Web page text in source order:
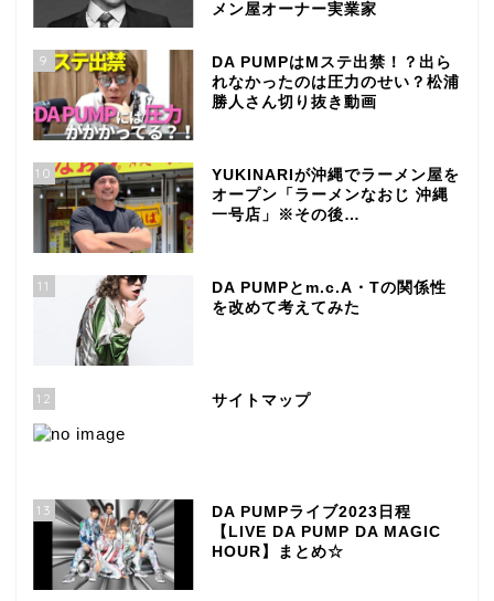
メン屋オーナー実業家
9
DA PUMPはMステ出禁！？出ら
れなかったのは圧力のせい？松浦
勝人さん切り抜き動画
10
YUKINARIが沖縄でラーメン屋を
オープン「ラーメンなおじ 沖縄
一号店」※その後…
11
DA PUMPとm.c.A・Tの関係性
を改めて考えてみた
12 サイトマップ
13
DA PUMPライブ2023日程
【LIVE DA PUMP DA MAGIC
HOUR】まとめ☆